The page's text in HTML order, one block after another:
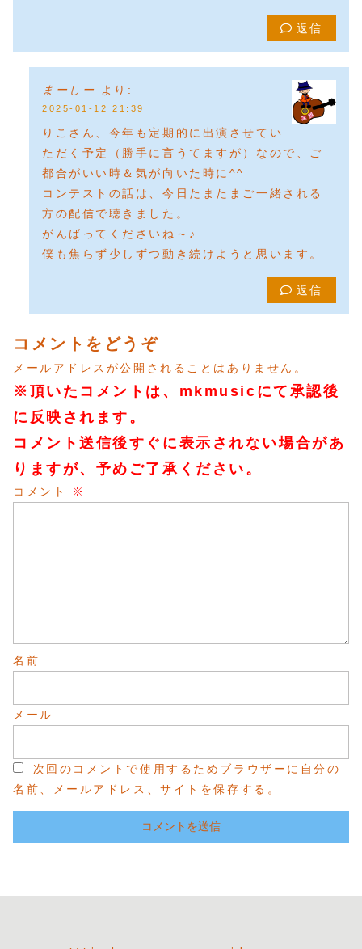
返信
まーしー より:
2025-01-12 21:39
りこさん、今年も定期的に出演させてい
ただく予定（勝手に言うてますが）なので、ご
都合がいい時＆気が向いた時に^^
コンテストの話は、今日たまたまご一緒される
方の配信で聴きました。
がんばってくださいね～♪
僕も焦らず少しずつ動き続けようと思います。
返信
コメントをどうぞ
メールアドレスが公開されることはありません。
※頂いたコメントは、mkmusicにて承認後
に反映されます。
コメント送信後すぐに表示されない場合があ
りますが、予めご了承ください。
コメント ※
名前
メール
次回のコメントで使用するためブラウザーに自分の
名前、メールアドレス、サイトを保存する。